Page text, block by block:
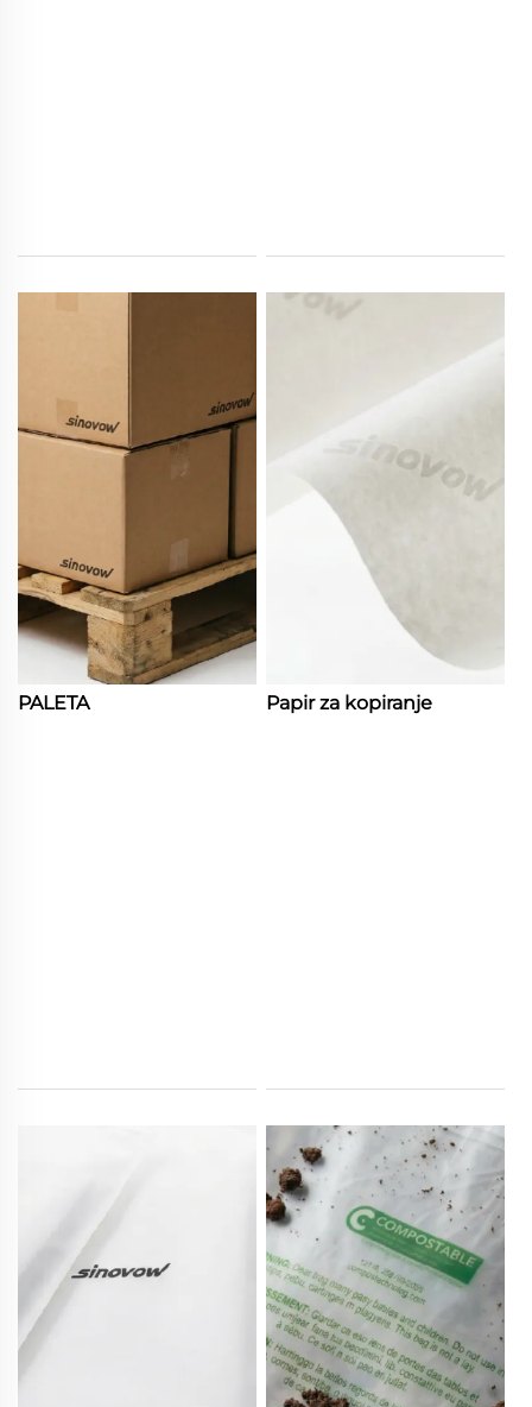
PALETA Papir za kopiranje